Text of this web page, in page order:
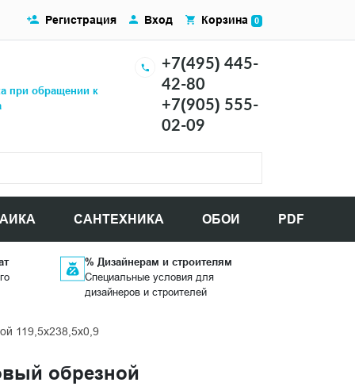
при обращении к
+7(495) 445-
42-80
+7(905) 555-
02-09
САНТЕХНИКА ОБОИ PDF
Регистрация Вход Корзина 0
% Дизайнерам и строителям
Специальные условия для
дизайнеров и строителей
119,5x238,5x0,9
обрезной